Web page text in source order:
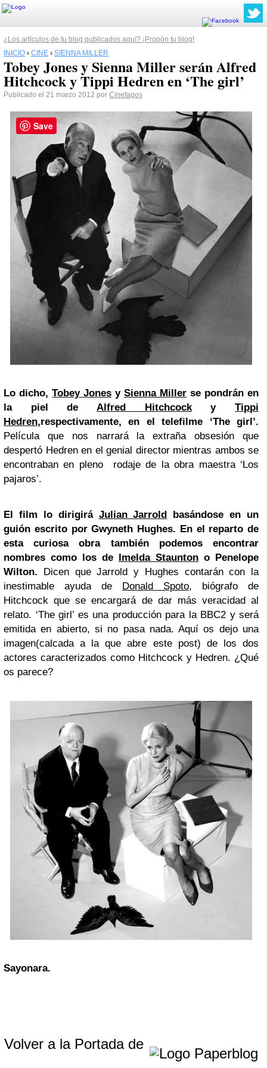
¿Los artículos de tu blog publicados aquí? ¡Propón tu blog!
INICIO › CINE › SIENNA MILLER
Tobey Jones y Sienna Miller serán Alfred
Hitchcock y Tippi Hedren en ‘The girl’
Publicado el 21 marzo 2012 por Cinefagos
Lo dicho, Tobey Jones y Sienna Miller se pondrán en
la piel de Alfred HitchcockyTippi
Hedren,respectivamente, en el telefilme ‘The girl’.
Película que nos narrará la extraña obsesión que
despertó Hedren en el genial director mientras ambos se
encontraban en pleno rodaje de la obra maestra ‘Los
pajaros’.
El film lo dirigirá Julian Jarrold basándose en un
guión escrito por Gwyneth Hughes. En el reparto de
esta curiosa obra también podemos encontrar
nombres como los de Imelda Staunton o Penelope
Wilton. Dicen que Jarrold y Hughes contarán con la
inestimable ayuda de Donald Spoto, biógrafo de
Hitchcock que se encargará de dar más veracidad al
relato. ‘The girl’ es una producción para la BBC2 y será
emitida en abierto, si no pasa nada. Aquí os dejo una
imagen(calcada a la que abre este post) de los dos
actores caracterizados como Hitchcock y Hedren. ¿Qué
os parece?
Sayonara.
Volver a la Portada de
Save